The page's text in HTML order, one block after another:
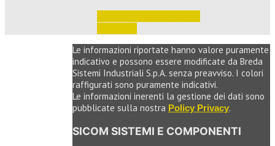
Le informazioni riportate hanno valore puramente
indicativo e possono essere modificate da Breda
Sistemi Industriali S.p.A. senza preavviso. I colori
raffigurati sono puramente indicativi.
Le informazioni inerenti la gestione dei dati sono
pubblicate sulla nostra Policy Privacy.
SICOM SISTEMI E COMPONENTI